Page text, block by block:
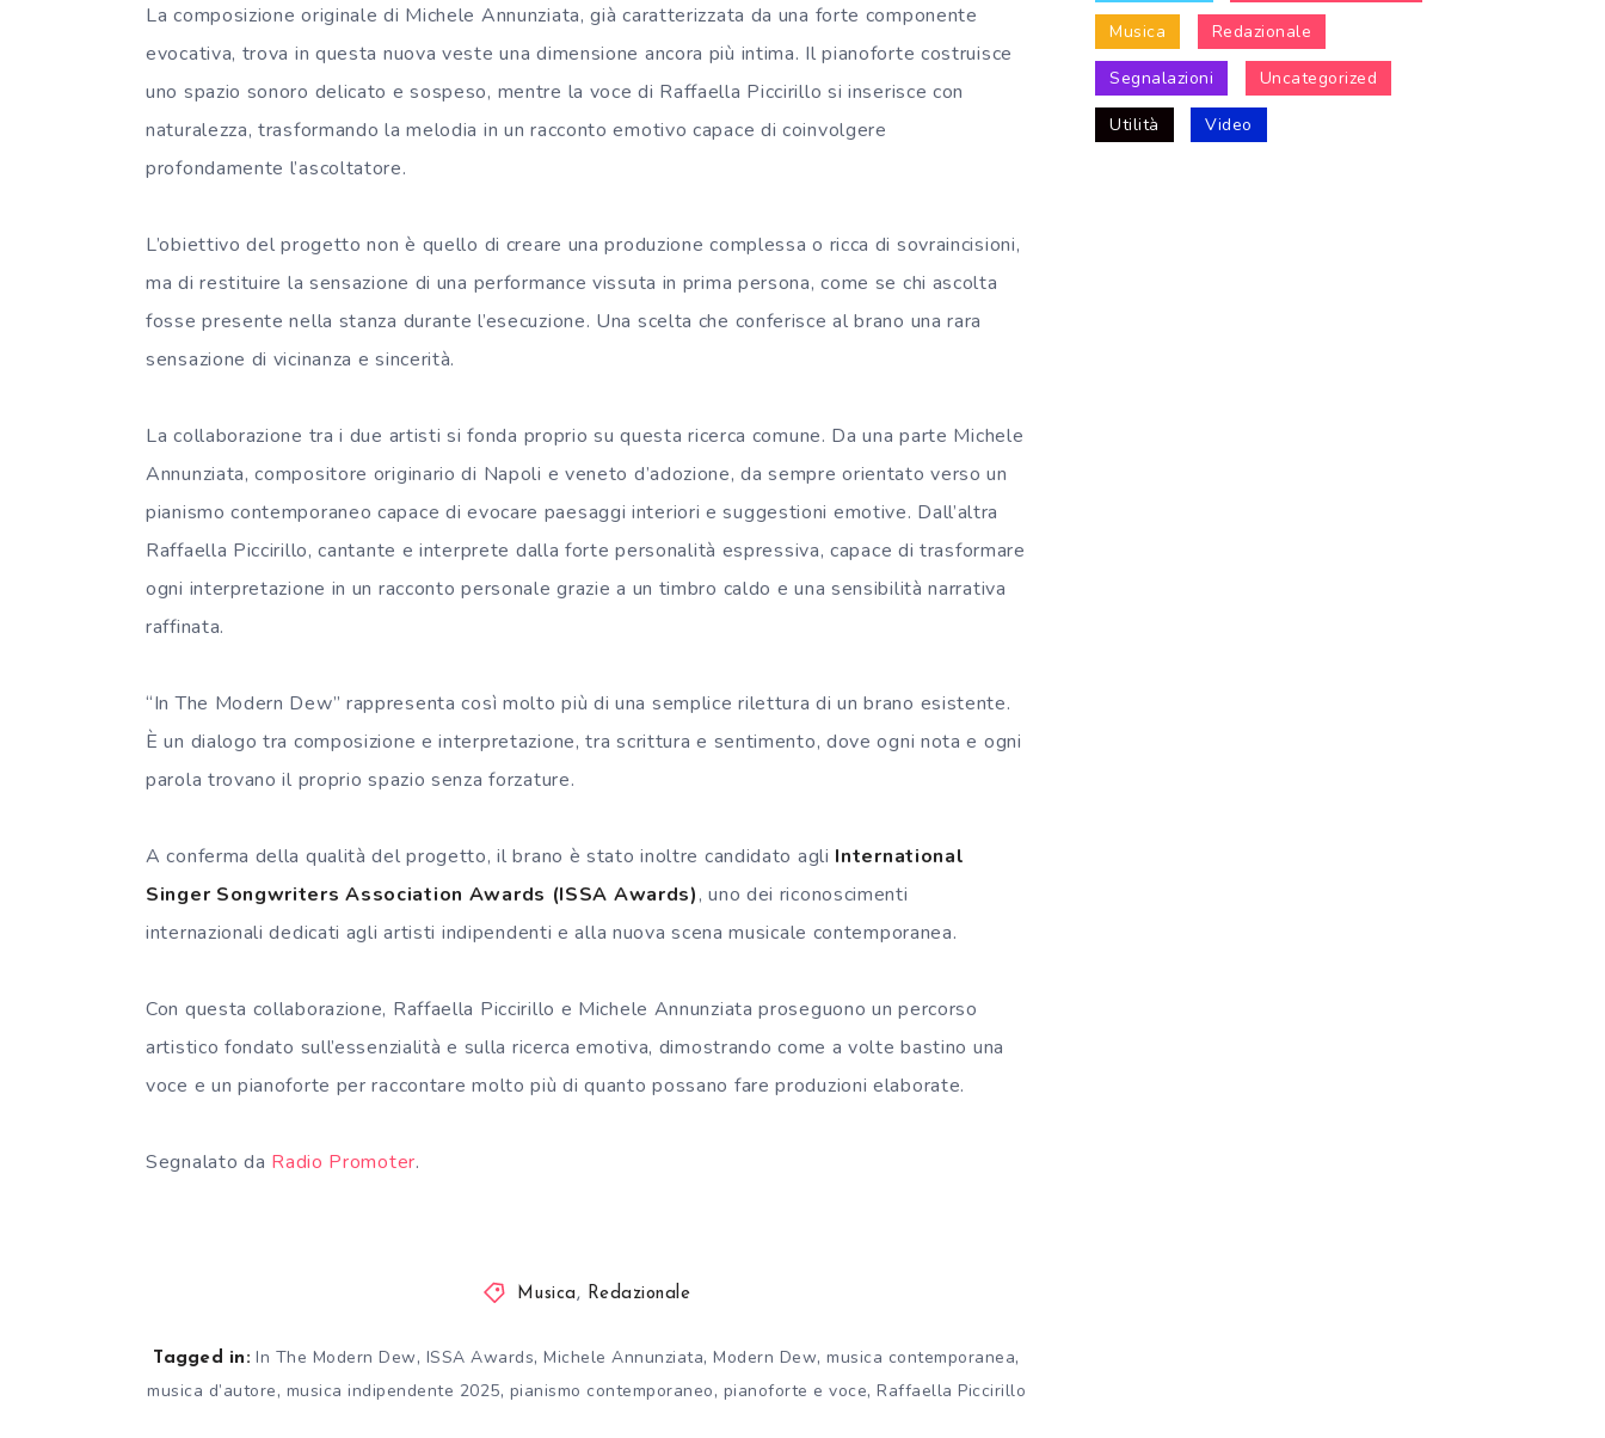
La composizione originale di Michele Annunziata, già caratterizzata da una forte componente
evocativa, trova in questa nuova veste una dimensione ancora più intima. Il pianoforte costruisce
uno spazio sonoro delicato e sospeso, mentre la voce di Raffaella Piccirillo si inserisce con
naturalezza, trasformando la melodia in un racconto emotivo capace di coinvolgere
profondamente l’ascoltatore.
L’obiettivo del progetto non è quello di creare una produzione complessa o ricca di sovraincisioni,
ma di restituire la sensazione di una performance vissuta in prima persona, come se chi ascolta
fosse presente nella stanza durante l’esecuzione. Una scelta che conferisce al brano una rara
sensazione di vicinanza e sincerità.
La collaborazione tra i due artisti si fonda proprio su questa ricerca comune. Da una parte Michele
Annunziata, compositore originario di Napoli e veneto d’adozione, da sempre orientato verso un
pianismo contemporaneo capace di evocare paesaggi interiori e suggestioni emotive. Dall’altra
Raffaella Piccirillo, cantante e interprete dalla forte personalità espressiva, capace di trasformare
ogni interpretazione in un racconto personale grazie a un timbro caldo e una sensibilità narrativa
raffinata.
“In The Modern Dew” rappresenta così molto più di una semplice rilettura di un brano esistente.
È un dialogo tra composizione e interpretazione, tra scrittura e sentimento, dove ogni nota e ogni
parola trovano il proprio spazio senza forzature.
A conferma della qualità del progetto, il brano è stato inoltre candidato agli International
Singer Songwriters Association Awards (ISSA Awards), uno dei riconoscimenti
internazionali dedicati agli artisti indipendenti e alla nuova scena musicale contemporanea.
Con questa collaborazione, Raffaella Piccirillo e Michele Annunziata proseguono un percorso
artistico fondato sull’essenzialità e sulla ricerca emotiva, dimostrando come a volte bastino una
voce e un pianoforte per raccontare molto più di quanto possano fare produzioni elaborate.
Segnalato da Radio Promoter.
Musica , Redazionale
Tagged in: In The Modern Dew, ISSA Awards,Michele Annunziata,Modern Dew,musica contemporanea,
musica d’autore, musica indipendente 2025, pianismo contemporaneo, pianoforte e voce, Raffaella Piccirillo
Musica Redazionale
Segnalazioni Uncategorized
Utilità Video